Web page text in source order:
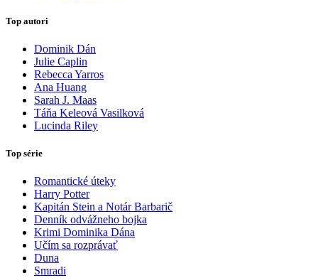
Top autori
Dominik Dán
Julie Caplin
Rebecca Yarros
Ana Huang
Sarah J. Maas
Táňa Keleová Vasilková
Lucinda Riley
Top série
Romantické úteky
Harry Potter
Kapitán Stein a Notár Barbarič
Denník odvážneho bojka
Krimi Dominika Dána
Učím sa rozprávať
Duna
Smradi